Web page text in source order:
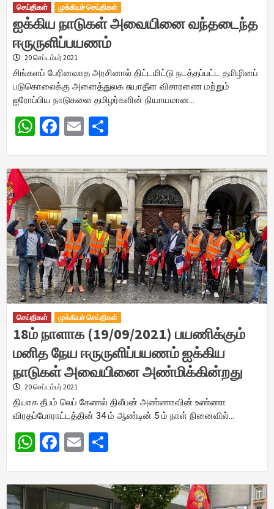
செய்திகள் முக்கியச் செய்திகள்
ஐக்கிய நாடுகள் அவையினை வந்தடைந்த
ஈருருளிப்பயணம்
20 செப்டம்பர் 2021
சிங்களப் பேரினவாத அரசினால் திட்டமிட்டு நடத்தப்பட்ட தமிழினப்
படுகொலைக்கு அனைத்துலக சுயாதீன விசாரணை மற்றும்
ஐரோப்பிய நாடுகளை தமிழர்களின் நியாயமான…
WhatsApp
Facebook
Email
செய்திகள் முக்கியச் செய்திகள்
18ம் நாளாக (19/09/2021) பயணிக்கும்
மனித நேய ஈருருளிப்பயணம் ஐக்கிய
நாடுகள் அவையினை அண்மிக்கின்றது
20 செப்டம்பர் 2021
தியாக தீபம் லெப் கேணல் திலீபன் அண்ணாவின் உண்ணா
விரதப்போராட்டத்தின் 34 ம் ஆண்டின் 5 ம் நாள் நினைவில்…
WhatsApp
Facebook
Email